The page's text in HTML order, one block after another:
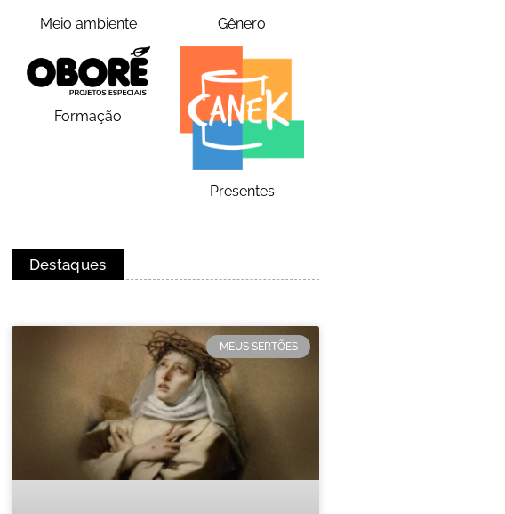
Meio ambiente Gênero
Formação
Presentes
Destaques
MEUS SERTÕES